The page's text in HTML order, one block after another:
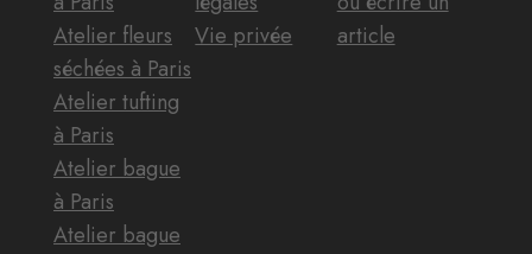
Atelier fleurs
séchées à Paris
Atelier tufting
à Paris
Atelier bague
à Paris
Atelier bague
Vie privée
article